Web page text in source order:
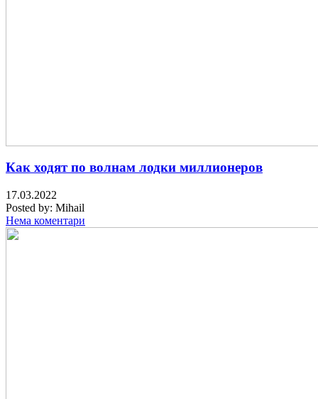
Как ходят по волнам лодки миллионеров
17.03.2022
Posted by: Mihail
Нема коментари